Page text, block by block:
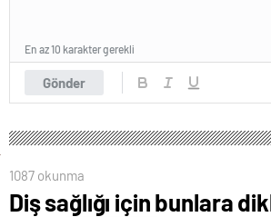
Gönder
En az 10 karakter gerekli
1087 okunma
Diş sağlığı için bunlara